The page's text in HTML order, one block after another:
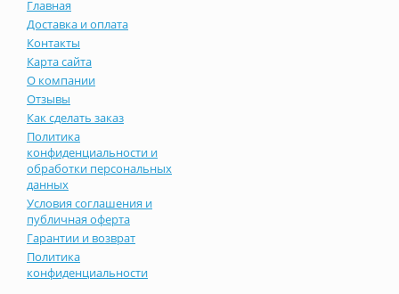
Главная
Доставка и оплата
Контакты
Карта сайта
О компании
Отзывы
Как сделать заказ
Политика
конфиденциальности и
обработки персональных
данных
Условия соглашения и
публичная оферта
Гарантии и возврат
Политика
конфиденциальности